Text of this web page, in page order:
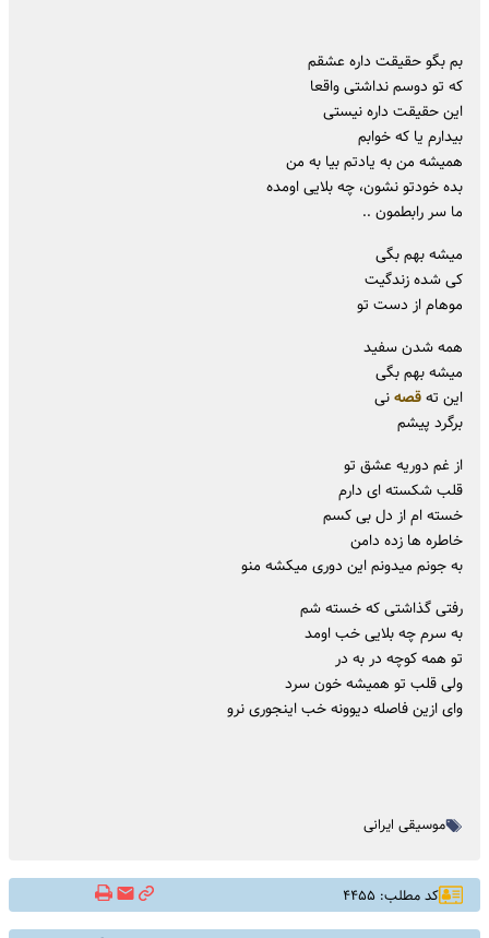
بم بگو حقیقت داره عشقم
که تو دوسم نداشتی واقعا
این حقیقت داره نیستی
بیدارم یا که خوابم
همیشه من به یادتم بیا به من
بده خودتو نشون، چه بلایی اومده
ما سر رابطمون ..
میشه بهم بگی
کی شده زندگیت
موهام از دست تو
همه شدن سفید
میشه بهم بگی
این تهقصهنی
برگرد پیشم
از غم دوریه عشق تو
قلب شکسته ای دارم
خسته ام از دل بی کسم
خاطره ها زده دامن
به جونم میدونم این دوری میکشه منو
رفتی گذاشتی که خسته شم
به سرم چه بلایی خب اومد
تو همه کوچه در به در
ولی قلب تو همیشه خون سرد
وای ازین فاصله دیوونه خب اینجوری نرو
موسیقی ایرانی
کد مطلب: ۴۴۵۵